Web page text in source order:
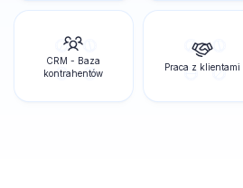
CRM - Baza
kontrahentów
Praca z klientami